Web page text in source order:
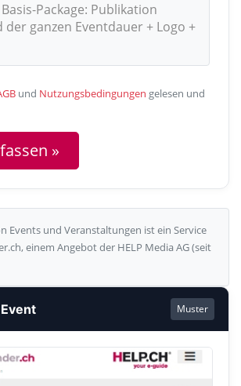
Basis-Package: Publikation
der ganzen Eventdauer + Logo +
und Nutzungsbedingungen gelesen und
Events und Veranstaltungen ist ein Service
einem Angebot der HELP Media AG (seit
Muster